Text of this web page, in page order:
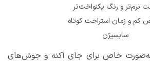
نرم‌تر و رنگ یکنواخت‌تر
کم و زمان استراحت کوتاه
سابسیژن
به‌صورت خاص برای جای آکنه و جوش‌های